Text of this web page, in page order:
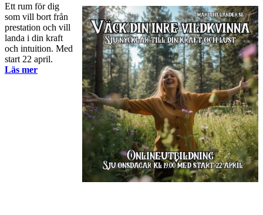
Ett rum för dig
som vill bort från
prestation och vill
landa i din kraft
och intuition. Med
start 22 april.
Läs mer